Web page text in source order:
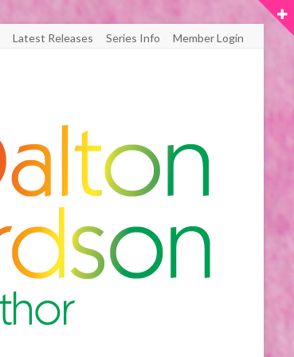
Latest Releases Series Info Member Login